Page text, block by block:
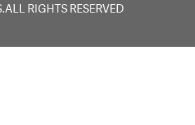
RIGHTS RESERVED